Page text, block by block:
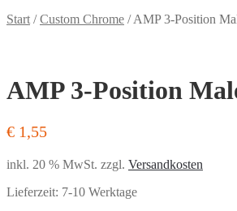
und
Start/Custom Chrome /AMP 3-Position
AMP 3-Position
€ 1,55
inkl. 20 % MwSt. zzgl. Versandkosten
Lieferzeit: 7-10 Werktage